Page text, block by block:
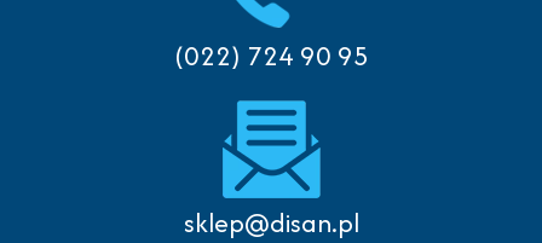
(022) 724 90 95
sklep@disan.pl